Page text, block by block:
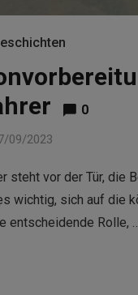
0
09/2023
steht vor der Tür, die
wichtig, sich auf die
entscheidende Rolle,